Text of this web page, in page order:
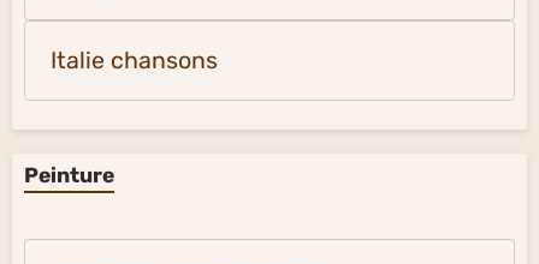
Italie chansons
Peinture